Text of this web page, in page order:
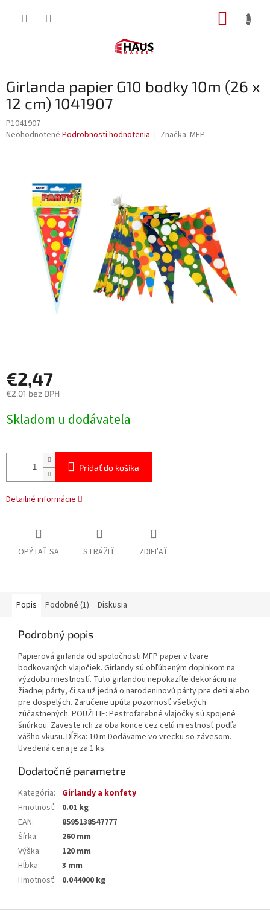
Girlanda papier G10 bodky 10m (26 x
12 cm) 1041907
P1041907
Priemerné
hviezdičiek.
Neohodnotené Podrobnosti hodnotenia Značka: MFP
€2,47
€2,01 bez DPH
cena:
Skladom u dodávateľa
Pridať do košíka
Detailné informácie
OPÝTAŤ SA STRÁŽIŤ ZDIEĽAŤ
Popis Podobné (1) Diskusia
Podrobný popis
Papierová girlanda od spoločnosti MFP paper v tvare
bodkovaných vlajočiek. Girlandy sú obľúbeným doplnkom na
výzdobu miestností. Tuto girlandou nepokazíte dekoráciu na
žiadnej párty, či sa už jedná o narodeninovú párty pre deti alebo
pre dospelých. Zaručene upúta pozornosť všetkých
zúčastnených. POUŽITIE: Pestrofarebné vlajočky sú spojené
šnúrkou. Zaveste ich za oba konce cez celú miestnosť podľa
vášho vkusu. Dĺžka: 10 m Dodávame vo vrecku so závesom.
Uvedená cena je za 1 ks.
Dodatočné parametre
Kategória:
Girlandy a konfety
Hmotnosť: 0.01 kg
EAN:
8595138547777
Šírka:
260 mm
Výška:
120 mm
Hĺbka:
3 mm
Hmotnosť: 0.044000 kg